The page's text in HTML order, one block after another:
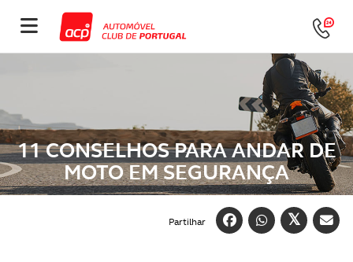
11 CONSELHOS PARA ANDAR DE
MOTO EM SEGURANÇA
Partilhar